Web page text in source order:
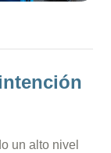
un alto nivel